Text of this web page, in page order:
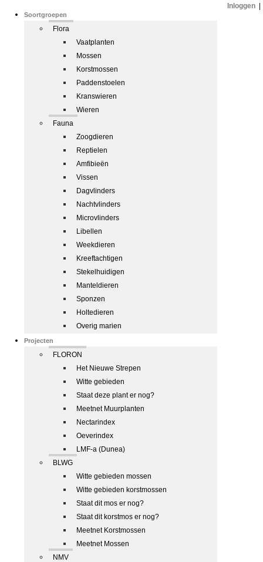
Soortgroepen
Flora
Vaatplanten
Mossen
Korstmossen
Paddenstoelen
Kranswieren
Wieren
Fauna
Zoogdieren
Reptielen
Amfibieën
Vissen
Dagvlinders
Nachtvlinders
Microvlinders
Libellen
Weekdieren
Kreeftachtigen
Stekelhuidigen
Manteldieren
Sponzen
Holtedieren
Overig marien
Projecten
FLORON
Het Nieuwe Strepen
Witte gebieden
Staat deze plant er nog?
Meetnet Muurplanten
Nectarindex
Oeverindex
LMF-a (Dunea)
BLWG
Witte gebieden mossen
Witte gebieden korstmossen
Staat dit mos er nog?
Staat dit korstmos er nog?
Meetnet Korstmossen
Meetnet Mossen
NMV
Inloggen